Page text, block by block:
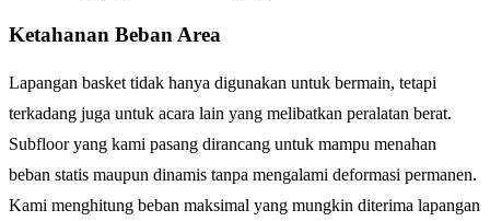
Ketahanan Beban Area
Lapangan basket tidak hanya digunakan untuk bermain, tetapi
terkadang juga untuk acara lain yang melibatkan peralatan berat.
Subfloor yang kami pasang dirancang untuk mampu menahan
beban statis maupun dinamis tanpa mengalami deformasi permanen.
Kami menghitung beban maksimal yang mungkin diterima lapangan